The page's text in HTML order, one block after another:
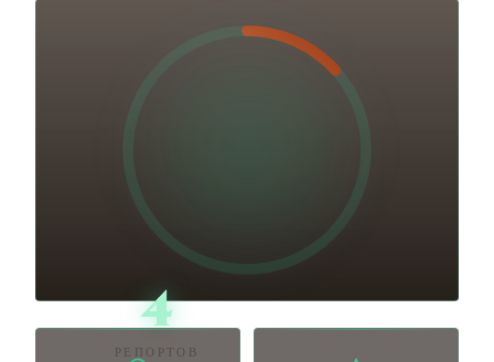
4
РЕПОРТОВ